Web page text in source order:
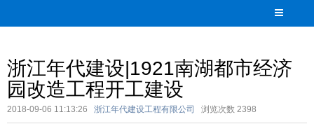
浙江年代建设|1921南湖都市经济
园改造工程开工建设
2018-09-06 11:13:26 浙江年代建设工程有限公司 浏览次数 2398